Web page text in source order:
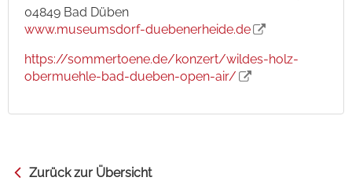
04849 Bad Düben
www.museumsdorf-duebenerheide.de
https://sommertoene.de/konzert/wildes-holz-
obermuehle-bad-dueben-open-air/
Zurück zur Übersicht